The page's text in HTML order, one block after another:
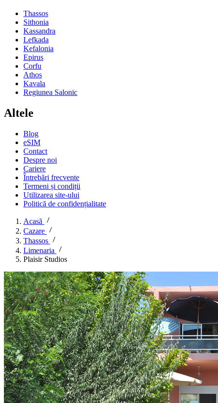
Thassos
Sithonia
Kassandra
Lefkada
Kefalonia
Epirus
Corfu
Athos
Kavala
Regiunea Salonic
Altele
Blog
eSIM
Contact
Despre noi
Cariere
Întrebări frecvente
Termeni și condiții
Utilizarea site-ului
Politică de confidențialitate
Acasă
Cazare
Thassos
Limenaria
Plaisir Studios